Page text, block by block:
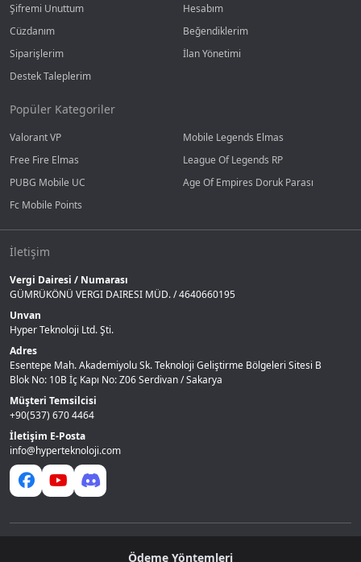
Şifremi Unuttum
Hesabım
Cüzdanım
Beğendiklerim
Siparişlerim
İlan Yönetimi
Destek Taleplerim
Popüler Kategoriler
Valorant VP
Mobile Legends Elmas
Free Fire Elmas
League Of Legends RP
PUBG Mobile UC
Age Of Empires Doruk Parası
Fc Mobile Points
İletişim
Vergi Dairesi / Numarası
GÜMRÜKÖNÜ VERGI DAIRESI MÜD. / 4640660195
Unvan
Hyper Teknoloji Ltd. Şti.
Adres
Esentepe Mah. Akademiyolu Sk. Teknoloji Geliştirme Bölgeleri Sitesi B
Blok No: 10B İç Kapı No: Z06 Serdivan / Sakarya
Müşteri Temsilcisi
+90(537) 670 4464
İletişim E-Posta
info@hyperteknoloji.com
Ödeme Yöntemleri